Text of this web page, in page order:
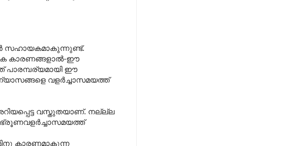
സഹായകമാകുന്നുണ്ട്.
കാരണങ്ങളാൽ-ഈ
പാരമ്പര്യമായി ഈ
വളർച്ചാസമയത്ത്
വസ്തുതയാണ്. നല്ല്ല
ഭ്രൂണവളർച്ചാസമയത്ത്
കാരണമാകുന്ന